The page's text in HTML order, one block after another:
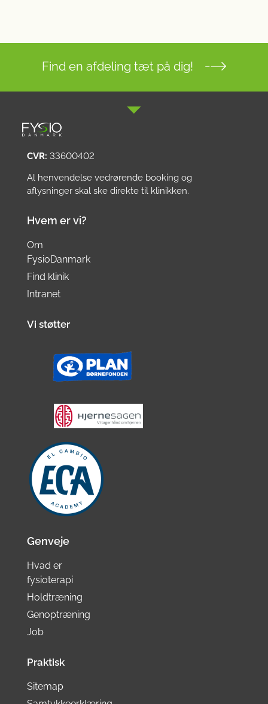
Find en afdeling tæt på dig!
CVR: 33600402
Al henvendelse vedrørende booking og
aflysninger skal ske direkte til klinikken.
Hvem er vi?
Om
FysioDanmark
Find klinik
Intranet
Vi støtter
Genveje
Hvad er
fysioterapi
Holdtræning
Genoptræning
Job
Praktisk
Sitemap